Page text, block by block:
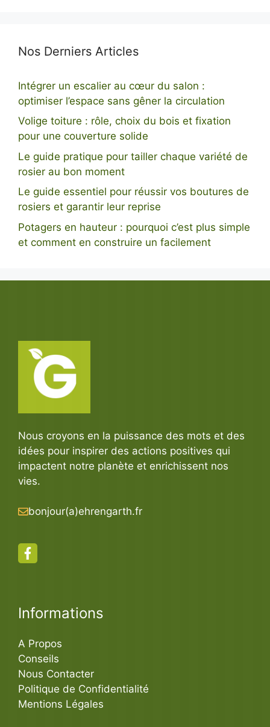
Nos Derniers Articles
Intégrer un escalier au cœur du salon :
optimiser l’espace sans gêner la circulation
Volige toiture : rôle, choix du bois et fixation
pour une couverture solide
Le guide pratique pour tailler chaque variété de
rosier au bon moment
Le guide essentiel pour réussir vos boutures de
rosiers et garantir leur reprise
Potagers en hauteur : pourquoi c’est plus simple
et comment en construire un facilement
Nous croyons en la puissance des mots et des
idées pour inspirer des actions positives qui
impactent notre planète et enrichissent nos
vies.
bonjour(a)ehrengarth.fr
Informations
A Propos
Conseils
Nous Contacter
Politique de Confidentialité
Mentions Légales